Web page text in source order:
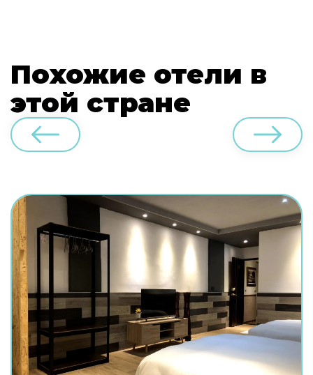
Похожие отели в
этой стране